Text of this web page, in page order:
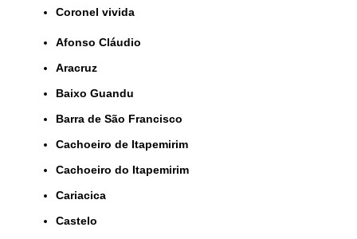
coronel vivida
Afonso Cláudio
Aracruz
Baixo Guandu
Barra de São Francisco
Cachoeiro de Itapemirim
Cachoeiro do Itapemirim
Cariacica
Castelo